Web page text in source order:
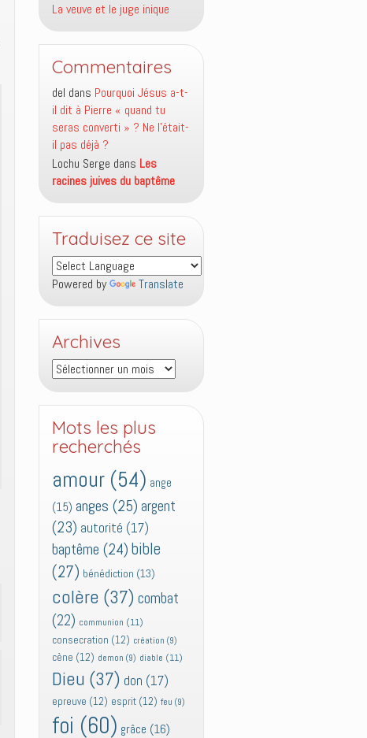
La veuve et le juge inique
Commentaires
del dans Pourquoi Jésus a-t-
il dit à Pierre « quand tu
seras converti » ? Ne l’était-
il pas déjà ?
Lochu Serge dans Les
racines juives du baptême
Traduisez ce site
Powered by Translate
Archives
Archives
Mots les plus
recherchés
amour (54) ange
(15) anges (25) argent
(23) autorité (17)
baptême (24) bible
(27) bénédiction (13)
colère (37) combat
(22) communion (11)
consecration (12) création (9)
cène (12) demon (9) diable (11)
Dieu (37) don (17)
epreuve (12) esprit (12) feu (9)
foi (60) grâce (16)